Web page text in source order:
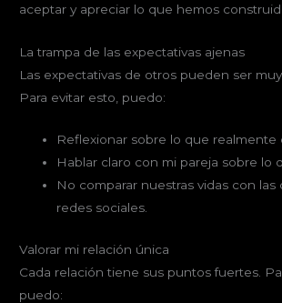
aceptar y apreciar lo que hemos
La trampa de las expectativas ajenas
Las expectativas de otros pueden ser
Para evitar esto, puedo:
Reflexionar sobre lo que realmente
Hablar claro con mi pareja sobre lo
No comparar nuestras vidas con las
redes sociales.
Valorar mi relación única
Cada relación tiene sus puntos fuertes.
puedo: